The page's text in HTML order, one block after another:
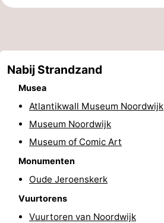
Uitkijkpunten
Attracties
Rondvaarten
Binnenspeeltuinen
Experiences
Wellness
centra
Dorpen
Nabij Strandzand
Musea
Atlantikwall Museum Noordwijk
Museum Noordwijk
Museum of Comic Art
Monumenten
Oude Jeroenskerk
Vuurtorens
Vuurtoren van Noordwijk